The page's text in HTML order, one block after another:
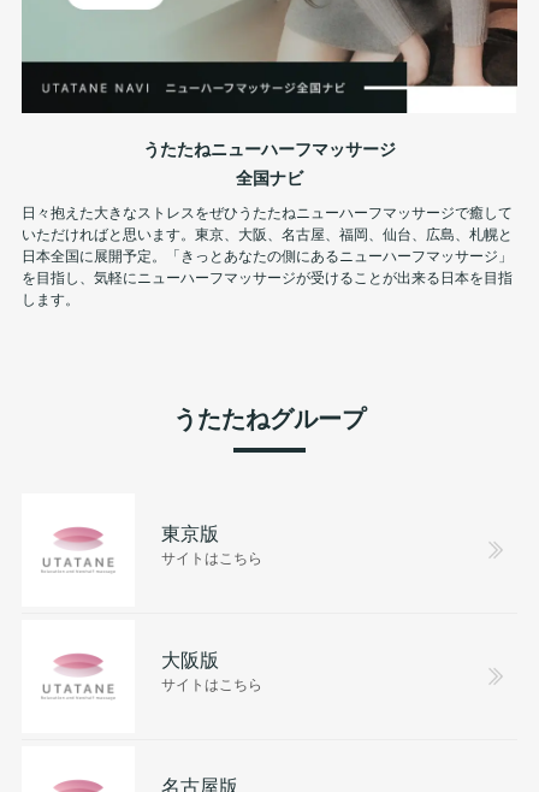
うたたねニューハーフマッサージ
全国ナビ
日々抱えた大きなストレスをぜひうたたねニューハーフマッサージで癒して
いただければと思います。東京、大阪、名古屋、福岡、仙台、広島、札幌と
日本全国に展開予定。「きっとあなたの側にあるニューハーフマッサージ」
を目指し、気軽にニューハーフマッサージが受けることが出来る日本を目指
します。
うたたねグループ
東京版
サイトはこちら
大阪版
サイトはこちら
名古屋版